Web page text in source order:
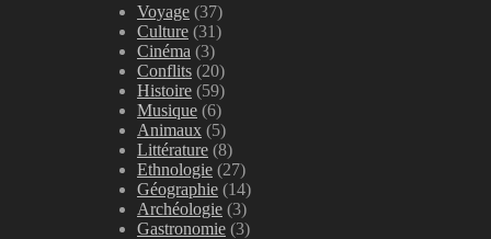
Voyage (37)
Culture (31)
Cinéma (3)
Conflits (20)
Histoire (59)
Musique (6)
Animaux (5)
Littérature (8)
Ethnologie (27)
Géographie (14)
Archéologie (3)
Gastronomie (3)